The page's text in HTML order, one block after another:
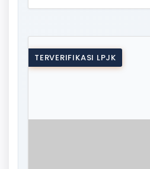
TERVERIFIKASI LPJK